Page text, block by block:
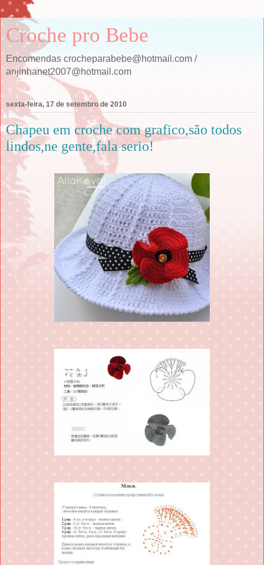
Croche pro Bebe
Encomendas crocheparabebe@hotmail.com /
anjinhanet2007@hotmail.com
sexta-feira, 17 de setembro de 2010
Chapeu em croche com grafico,são todos
lindos,ne gente,fala serio!